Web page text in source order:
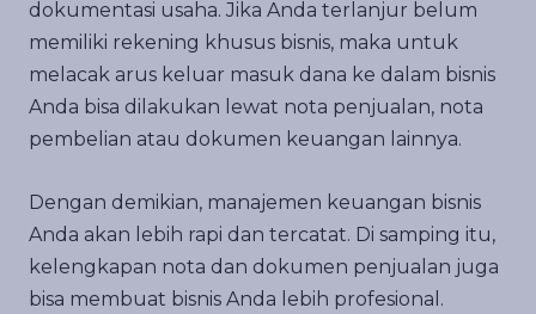
dokumentasi usaha. Jika Anda terlanjur belum
memiliki rekening khusus bisnis, maka untuk
melacak arus keluar masuk dana ke dalam bisnis
Anda bisa dilakukan lewat nota penjualan, nota
pembelian atau dokumen keuangan lainnya.
Dengan demikian, manajemen keuangan bisnis
Anda akan lebih rapi dan tercatat. Di samping itu,
kelengkapan nota dan dokumen penjualan juga
bisa membuat bisnis Anda lebih profesional.